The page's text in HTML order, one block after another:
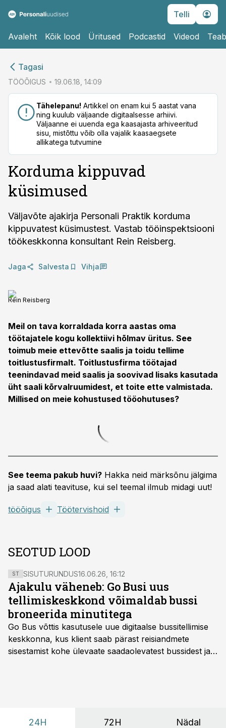
Telli
Avaleht Kõik lood Üritused Podcastid Videod
Tagasi
TÖÖÕIGUS 19.06.18, 14:09
Tähelepanu! Artikkel on enam kui 5 aastat vana
ning kuulub väljaande digitaalsesse arhiivi.
Väljaanne ei uuenda ega kaasajasta arhiveeritud
sisu, mistõttu võib olla vajalik kaasaegsete
allikatega tutvumine
Korduma kippuvad
küsimused
Väljavõte ajakirja Personali Praktik korduma
kippuvatest küsimustest. Vastab tööinspektsiooni
töökeskkonna konsultant Rein Reisberg.
Jaga Salvesta Vihja
Rein Reisberg
Meil on tava korraldada korra aastas oma
töötajatele kogu kollektiivi hõlmav üritus. See
toimub meie ettevõtte saalis ja toidu tellime
toitlustusfirmalt. Toitlustusfirma töötajad
teenindavad meid saalis ja soovivad lisaks kasutada
üht saali kõrvalruumidest, et toite ette valmistada.
Millised on meie kohustused tööohutuses?
See teema pakub huvi? Hakka neid märksõnu jälgima
ja saad alati teavituse, kui sel teemal ilmub midagi uut!
tööõigus Töötervishoid
SEOTUD LOOD
ST SISUTURUNDUS16.06.26, 16:12
Ajakulu väheneb: Go Busi uus
tellimiskeskkond võimaldab bussi
broneerida minutitega
Go Bus võttis kasutusele uue digitaalse bussitellimise
keskkonna, kus klient saab pärast reisiandmete
sisestamist kohe ülevaate saadaolevatest bussidest ja
24H 72H Nädal